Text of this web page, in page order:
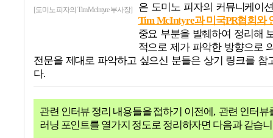
[도미노 피자의 Tim McIntyre 부사장]
은 도미노 피자의 커뮤니케이
Tim McIntyre과 미국PR협회와
중요 부분을 발췌하여 정리해
적으로 제가 파악한 방향으로
전문을 제대로 파악하고 싶으신 분들은 상기 링크를 참
다.
관련 인터뷰 정리 내용들을 접하기 이전에, 관련 인터뷰
러닝 포인트를 열가지 정도로 정리하자면 다음과 같습